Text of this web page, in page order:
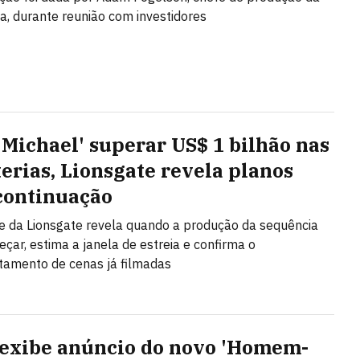
durante reunião com investidores
superar US$ 1 bilhão nas
Lionsgate revela planos
da Lionsgate revela quando a produção da sequência
estima a janela de estreia e confirma o
de cenas já filmadas
anúncio do novo 'Homem-